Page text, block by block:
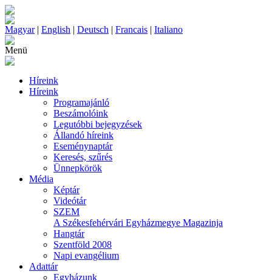
Magyar| English | Deutsch | Francais | Italiano
Menü
Híreink
Híreink
Programajánló
Beszámolóink
Legutóbbi bejegyzések
Állandó híreink
Eseménynaptár
Keresés, szűrés
Ünnepkörök
Média
Képtár
Videótár
SZEM
A Székesfehérvári Egyházmegye Magazinja
Hangtár
Szentföld 2008
Napi evangélium
Adattár
Egyházunk